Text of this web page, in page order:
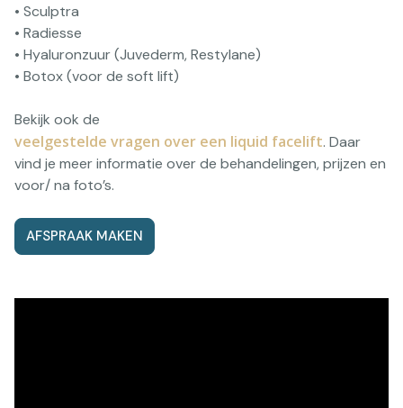
• Sculptra
• Radiesse
• Hyaluronzuur (Juvederm, Restylane)
• Botox (voor de soft lift)
Bekijk ook de
veelgestelde vragen over een liquid facelift. Daar
vind je meer informatie over de behandelingen, prijzen en
voor/ na foto’s.
AFSPRAAK MAKEN